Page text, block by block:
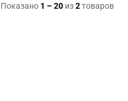
Показано 1 –20 из2товаров